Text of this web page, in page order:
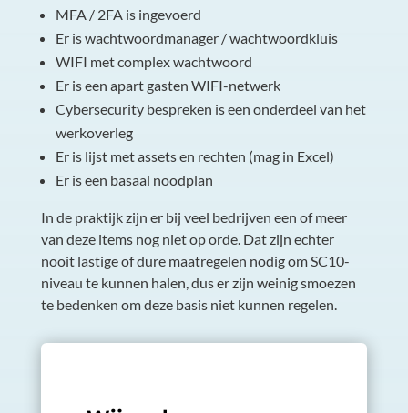
MFA / 2FA is ingevoerd
Er is wachtwoordmanager / wachtwoordkluis
WIFI met complex wachtwoord
Er is een apart gasten WIFI-netwerk
Cybersecurity bespreken is een onderdeel van het
werkoverleg
Er is lijst met assets en rechten (mag in Excel)
Er is een basaal noodplan
In de praktijk zijn er bij veel bedrijven een of meer
van deze items nog niet op orde. Dat zijn echter
nooit lastige of dure maatregelen nodig om SC10-
niveau te kunnen halen, dus er zijn weinig smoezen
te bedenken om deze basis niet kunnen regelen.